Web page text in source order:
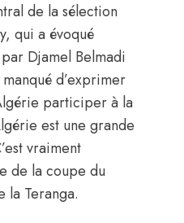
de la sélection
qui a évoqué
Djamel Belmadi
d’exprimer
participer à la
est une grande
vraiment
de la coupe du
la Teranga.